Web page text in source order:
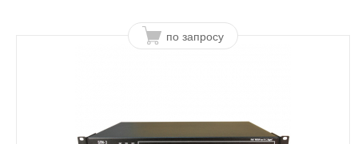
по запросу